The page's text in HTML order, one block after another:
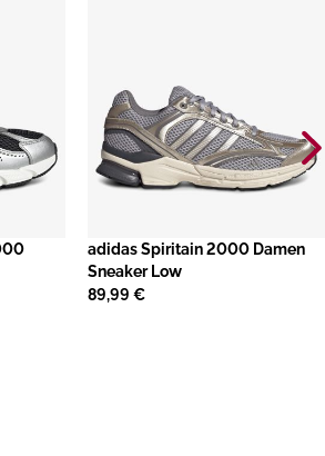
adidas Spiritain 2000 Damen
Sneaker Low
89,99 €